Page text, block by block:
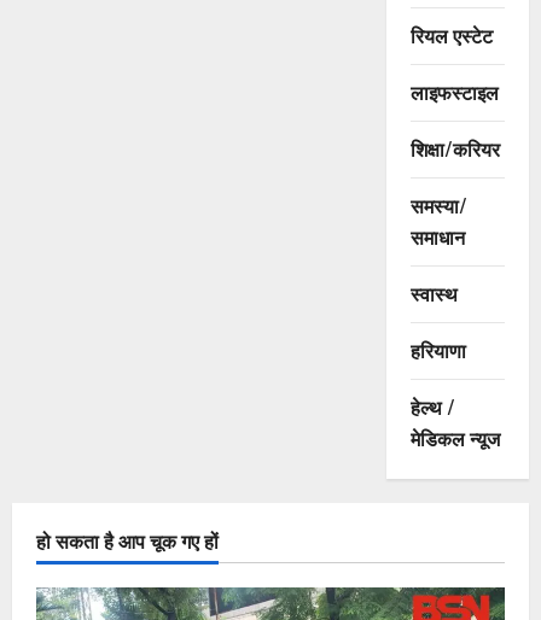
रियल एस्टेट
लाइफस्टाइल
शिक्षा/करियर
समस्या/
समाधान
स्वास्थ
हरियाणा
हेल्थ /
मेडिकल न्यूज
हो सकता है आप चूक गए हों